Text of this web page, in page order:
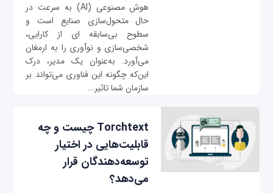
هوش مصنوعی (AI) به سرعت در
حال متحول‌سازی صنایع است و
سطوح بی‌سابقه ای از کارایی،
شخصی‌سازی و نوآوری را به ارمغان
می‌آورد. به‌عنوان یک مدیر، درک
این‌که چگونه این فناوری می‌تواند بر
سازمان شما تاثیر...
Torchtext چیست و چه
قابلیت‌هایی در اختیار
توسعه‌دهندگان قرار
می‌دهد؟